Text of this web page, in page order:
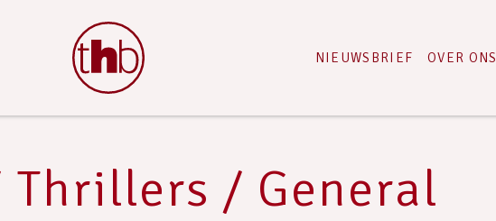
NIEUWSBRIEF OVER ONS
Thrillers / General